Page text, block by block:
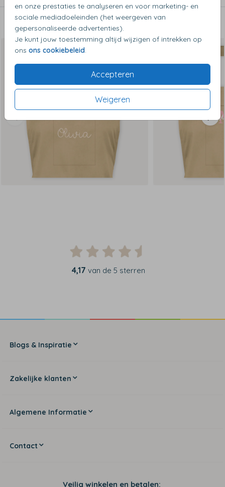
en onze prestaties te analyseren en voor marketing- en
sociale mediadoeleinden (het weergeven van
gepersonaliseerde advertenties).
Je kunt jouw toestemming altijd wijzigen of intrekken op
ons ons cookiebeleid.
Accepteren
Weigeren
Dit vind je misschien ook leuk
4,17 van de 5 sterren
Blogs & Inspiratie
Zakelijke klanten
Algemene Informatie
Contact
Veilig winkelen en betalen: